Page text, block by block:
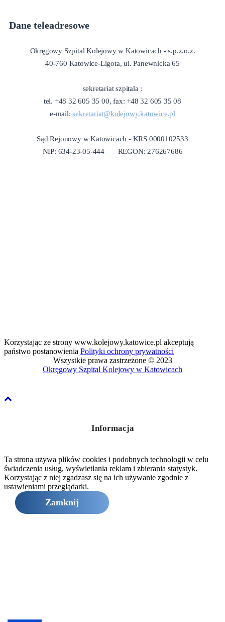
Dane teleadresowe
Okręgowy Szpital Kolejowy w Katowicach - s.p.z.o.z.
40-760 Katowice-Ligota, ul. Panewnicka 65
sekretariat szpitala :
tel. +48 32 605 35 00, fax: +48 32 605 35 08
e-mail:sekretariat@kolejowy.katowice.pl
Sąd Rejonowy w Katowicach - KRS 0000102533
NIP: 634-23-05-444 REGON: 276267686
Korzystając ze strony www.kolejowy.katowice.pl akceptują
państwo postanowienia Polityki ochrony prywatności
Wszystkie prawa zastrzeżone © 2023
Okręgowy Szpital Kolejowy w Katowicach
Informacja
Ta strona używa plików cookies i podobnych technologii w celu
świadczenia usług, wyświetlania reklam i zbierania statystyk.
Korzystając z niej zgadzasz się na ich używanie zgodnie z
ustawieniami przeglądarki.
Zamknij